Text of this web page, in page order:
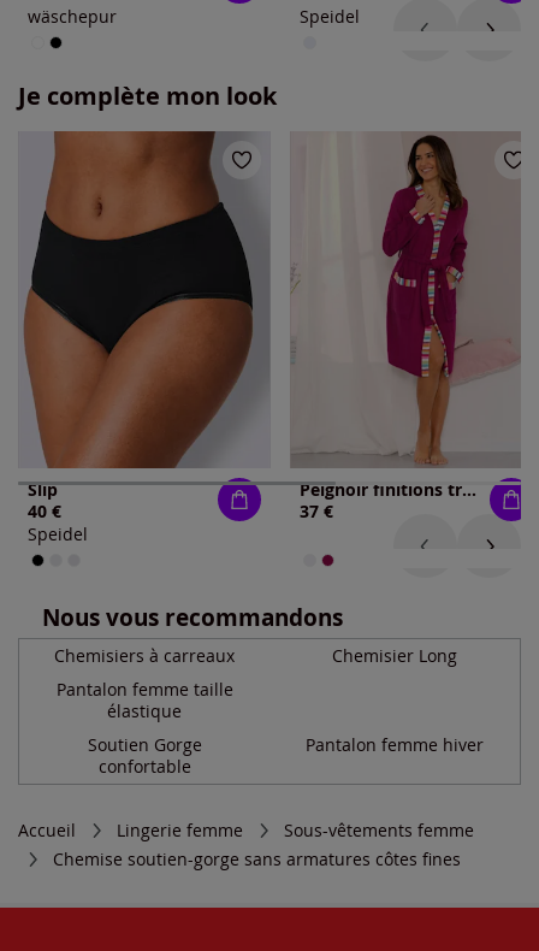
wäschepur
Speidel
Je complète mon look
Slip
40 €
Speidel
Peignoir finitions très contrastées
37 €
Nous vous recommandons
Chemisiers à carreaux
Pantalon femme taille
élastique
Chemisier Long
Soutien Gorge
confortable
Pantalon femme hiver
Accueil Lingerie femme
Sous-vêtements femme
Chemise soutien-gorge sans armatures côtes fines